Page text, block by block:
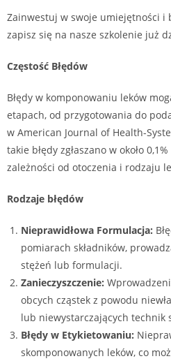
Zainwestuj w swoje umiejętności i
zapisz się na nasze szkolenie już
Częstość Błędów
Błędy w komponowaniu leków
etapach, od przygotowania do
w American Journal of Health-
takie błędy zgłaszano w około
zależności od otoczenia i rodzaju
Rodzaje błędów
Nieprawidłowa Formulacja:
pomiarach składników,
stężeń lub formulacji.
Zanieczyszczenie:
obcych cząstek z powodu
lub niewystarczających technik
Błędy w Etykietowaniu:
skomponowanych leków, co